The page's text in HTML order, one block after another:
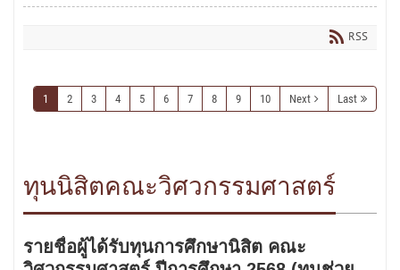
READ MORE
RSS
1 2 3 4 5 6 7 8 9 10 Next Last
ทุนนิสิตคณะวิศวกรรมศาสตร์
รายชื่อผู้ได้รับทุนการศึกษานิสิต คณะ